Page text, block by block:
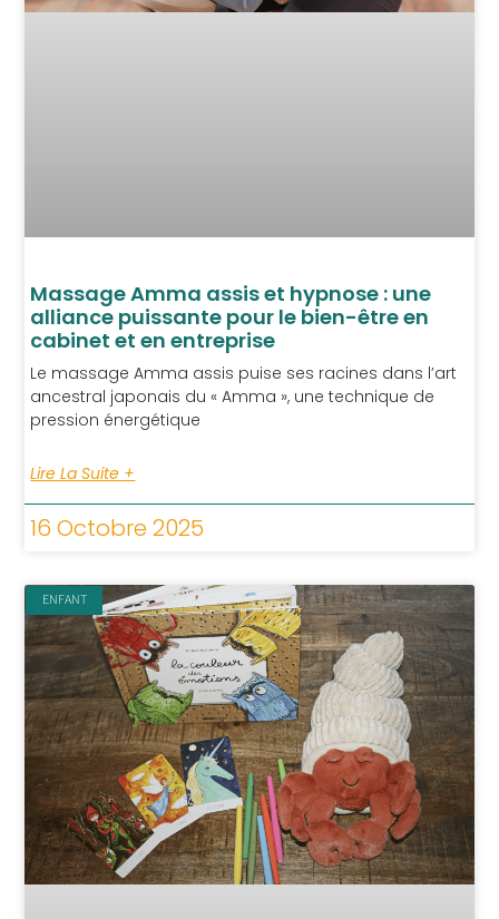
Massage Amma assis et hypnose : une
alliance puissante pour le bien-être en
cabinet et en entreprise
Le massage Amma assis puise ses racines dans l’art
ancestral japonais du « Amma », une technique de
pression énergétique
Lire La Suite +
16 Octobre 2025
ENFANT